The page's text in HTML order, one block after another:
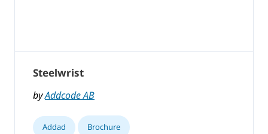
Steelwrist
byAddcode AB
Addad Brochure